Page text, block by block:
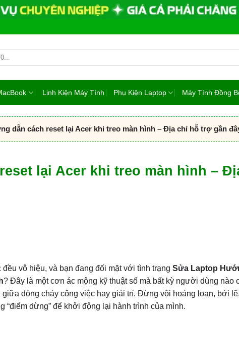
Linh Kiện Máy Tính Phụ Kiện Laptop Máy Tính Đồng
dẫn cách reset lại Acer khi treo màn hình – Địa chỉ hỗ trợ gần
lại Acer khi treo màn hình –
vô hiệu, và bạn đang đối mặt với tình trạng Sửa Laptop
? Đây là một cơn ác mộng kỹ thuật số mà bất kỳ người dùng nào
dòng chảy công việc hay giải trí. Đừng vội hoảng loạn, bởi lẽ,
dừng” để khởi động lại hành trình của mình.